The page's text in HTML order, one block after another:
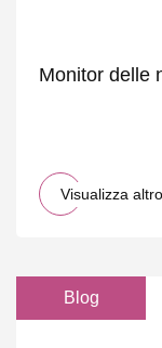
Monitor delle
Visualizza altro
Blog